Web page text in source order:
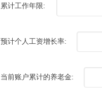
累计工作年限:
预计个人工资增长率:
当前账户累计的养老金: